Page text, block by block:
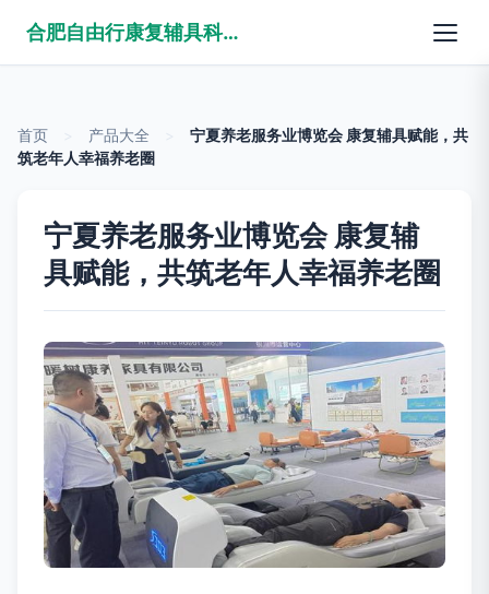
合肥自由行康复辅具科技有限公司
首页 产品大全
宁夏养老服务业博览会 康复辅具赋能，共
筑老年人幸福养老圈
宁夏养老服务业博览会 康复辅
具赋能，共筑老年人幸福养老圈